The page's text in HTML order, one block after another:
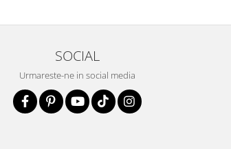
SOCIAL
Urmareste-ne in social media